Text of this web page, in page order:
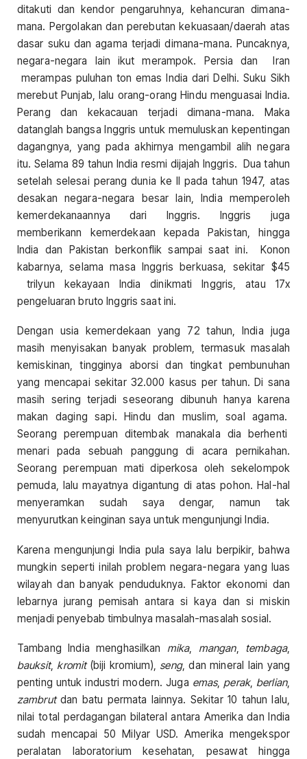
ditakuti dan kendor pengaruhnya, kehancuran dimana-
mana. Pergolakan dan perebutan kekuasaan/daerah atas
dasar suku dan agama terjadi dimana-mana. Puncaknya,
negara-negara lain ikut merampok. Persia dan Iran
merampas puluhan ton emas India dari Delhi. Suku Sikh
merebut Punjab, lalu orang-orang Hindu menguasai India.
Perang dan kekacauan terjadi dimana-mana. Maka
datanglah bangsa Inggris untuk memuluskan kepentingan
dagangnya, yang pada akhirnya mengambil alih negara
itu. Selama 89 tahun India resmi dijajah Inggris. Dua tahun
setelah selesai perang dunia ke II pada tahun 1947, atas
desakan negara-negara besar lain, India memperoleh
kemerdekanaannya dari Inggris. Inggris juga
memberikann kemerdekaan kepada Pakistan, hingga
India dan Pakistan berkonflik sampai saat ini. Konon
kabarnya, selama masa Inggris berkuasa, sekitar $45
trilyun kekayaan India dinikmati Inggris, atau 17x
pengeluaran bruto Inggris saat ini.
Dengan usia kemerdekaan yang 72 tahun, India juga
masih menyisakan banyak problem, termasuk masalah
kemiskinan, tingginya aborsi dan tingkat pembunuhan
yang mencapai sekitar 32.000 kasus per tahun. Di sana
masih sering terjadi seseorang dibunuh hanya karena
makan daging sapi. Hindu dan muslim, soal agama.
Seorang perempuan ditembak manakala dia berhenti
menari pada sebuah panggung di acara pernikahan.
Seorang perempuan mati diperkosa oleh sekelompok
pemuda, lalu mayatnya digantung di atas pohon. Hal-hal
menyeramkan sudah saya dengar, namun tak
menyurutkan keinginan saya untuk mengunjungi India.
Karena mengunjungi India pula saya lalu berpikir, bahwa
mungkin seperti inilah problem negara-negara yang luas
wilayah dan banyak penduduknya. Faktor ekonomi dan
lebarnya jurang pemisah antara si kaya dan si miskin
menjadi penyebab timbulnya masalah-masalah sosial.
Tambang India menghasilkan mika, mangan, tembaga,
bauksit, kromit(biji kromium), seng, dan mineral lain yang
penting untuk industri modern. Juga emas, perak, berlian,
zambrutdan batu permata lainnya. Sekitar 10 tahun lalu,
nilai total perdagangan bilateral antara Amerika dan India
sudah mencapai 50 Milyar USD. Amerika mengekspor
peralatan laboratorium kesehatan, pesawat hingga